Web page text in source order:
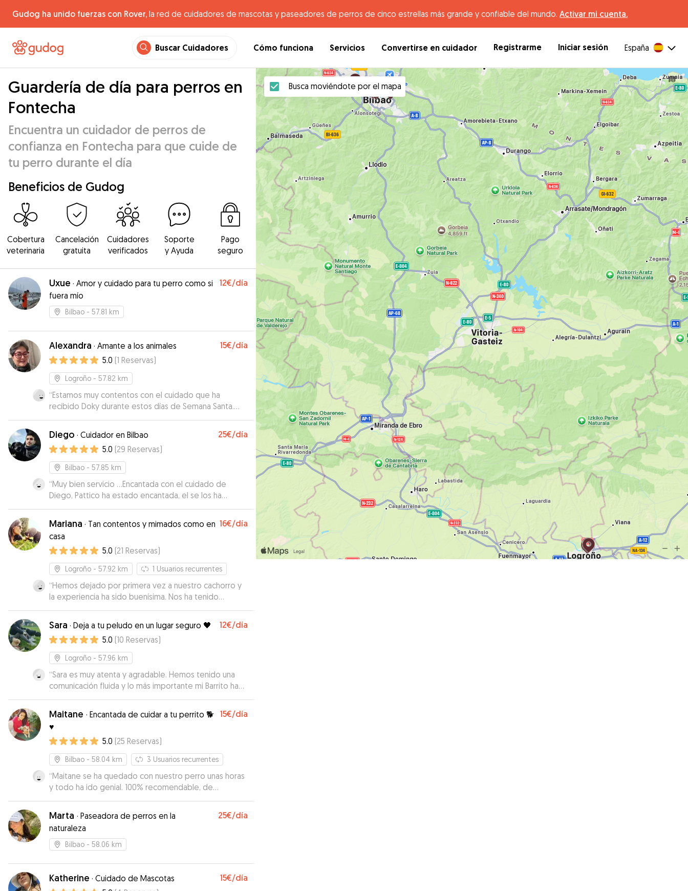
Gudog ha unido fuerzas con Rover, la red de cuidadores de mascotas y paseadores de perros de cinco estrellas más grande y confiable del mundo. Activar mi cuenta.
Buscar Cuidadores Cómo funciona Servicios Convertirse en cuidador Registrarme Iniciar sesión España
Guardería de día para perros en
Fontecha
Encuentra un cuidador de perros de
confianza en Fontecha para que cuide de
tu perro durante el día
Beneficios de Gudog
Cobertura
veterinaria
Cancelación
gratuita
Cuidadores
verificados
Soporte
y Ayuda
Pago
seguro
Uxue · Amor y cuidado para tu perro como si
fuera mío
12€/día
Bilbao - 57.81 km
Alexandra · Amante a los animales 15€/día
5.0 (1 Reservas)
Logroño - 57.82 km
“Estamos muy contentos con el cuidado que ha
recibido Doky durante estos días de Semana Santa.
Alexandra ha sido encantadora, muy atenta y cariñosa
en todo momento. Nos ha mantenido informados cada
día con fotos y mensajes, lo que nos ha dado mucha
tranquilidad. Se nota que ama a los animales y que
disfruta de lo que hace. ¡Repetiremos sin duda!
Diego · Cuidador en Bilbao 25€/día
5.0 (29 Reservas)
Bilbao - 57.85 km
“Muy bien servicio …Encantada con el cuidado de
Diego, Pattico ha estado encantada, el se los ha
llevado al río y al campo han estado como en un
campamento 😊 Además te mantienen
constantemente informada con mensajes y vídeos, sin
duda repetiremos 😉i
Mariana · Tan contentos y mimados como en
casa
16€/día
5.0 (21 Reservas)
Logroño - 57.92 km 1 Usuarios recurrentes
“Hemos dejado por primera vez a nuestro cachorro y
la experiencia ha sido buenísima. Nos ha tenido
informados en todo momento incluso nos han
mandado videos. La cachorrilla es tímida, pero gracias
a los otros perros y a Mariana se ha integrado y la
hemos visto disfrutar. Tiene mucho espacio al aire el
libre para que estén y el trato ha sido muy
personalizado. Sin duda ha estado como en casa el
cachorro Volveremos contar con ella.”
Sara · Deja a tu peludo en un lugar seguro 🖤 12€/día
5.0 (10 Reservas)
Logroño - 57.96 km
“Sara es muy atenta y agradable. Hemos tenido una
comunicación fluida y lo más importante mi Barrito ha
salido muy contento. Si volviera a necesitar un servicio
sin duda repetiría.
Maitane · Encantada de cuidar a tu perrito 🐕
♥️
15€/día
5.0 (25 Reservas)
Bilbao - 58.04 km 3 Usuarios recurrentes
“Maitane se ha quedado con nuestro perro unas horas
y todo ha ido genial. 100% recomendable, de
confianza y muy flexible para la recogida y
devolución.
Marta · Paseadora de perros en la
naturaleza
25€/día
Bilbao - 58.06 km
Katherine · Cuidado de Mascotas 15€/día
Busca moviéndote por el mapa